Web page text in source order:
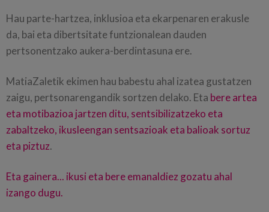
Hau parte-hartzea, inklusioa eta ekarpenaren erakusle
da, bai eta dibertsitate funtzionalean dauden
pertsonentzako aukera-berdintasuna ere.
MatiaZaletik ekimen hau babestu ahal izatea gustatzen
zaigu, pertsonarengandik sortzen delako. Eta bere artea
eta motibazioa jartzen ditu, sentsibilizatzeko eta
zabaltzeko, ikusleengan sentsazioak eta balioak sortuz
eta piztuz.
Eta gainera... ikusi eta bere emanaldiez gozatu ahal
izango dugu.